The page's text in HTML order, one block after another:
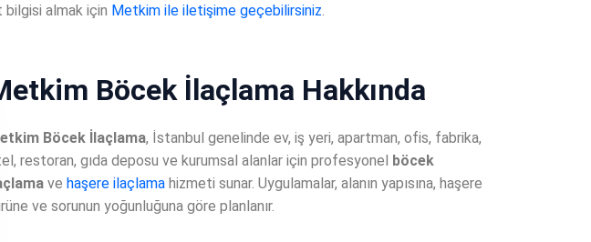
almak için Metkim ile iletişime geçebilirsiniz
Böcek İlaçlama Hakkında
Böcek İlaçlama, İstanbul genelinde ev, iş yeri, apartman, ofis, fabrika,
restoran, gıda deposu ve kurumsal alanlar için profesyonel
böcek
ve haşere ilaçlama hizmeti sunar. Uygulamalar, alanın yapısına, haşere
ve sorunun yoğunluğuna göre planlanır.